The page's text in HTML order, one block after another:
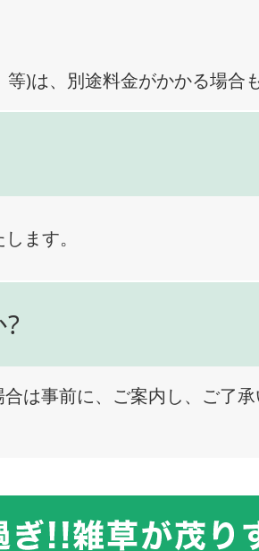
)は、別途料金がかかる場合
ます。
は事前に、ご案内し、ご了